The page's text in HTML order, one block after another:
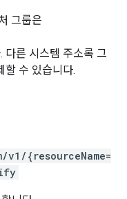
그룹은
다른 시스템 주소록 그
할 수 있습니다.
{resourceName=